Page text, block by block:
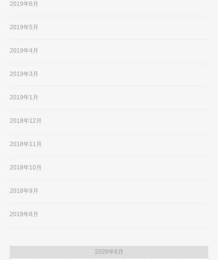
2019年6月
2019年5月
2019年4月
2019年3月
2019年1月
2018年12月
2018年11月
2018年10月
2018年9月
2018年8月
2026年8月